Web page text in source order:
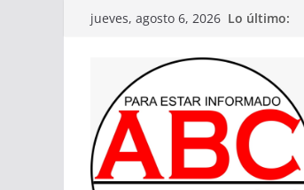
Saltarjueves, agosto 6, 2026 Lo último: